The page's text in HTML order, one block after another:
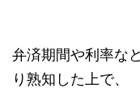
弁済期間や利率な
り熟知した上で、